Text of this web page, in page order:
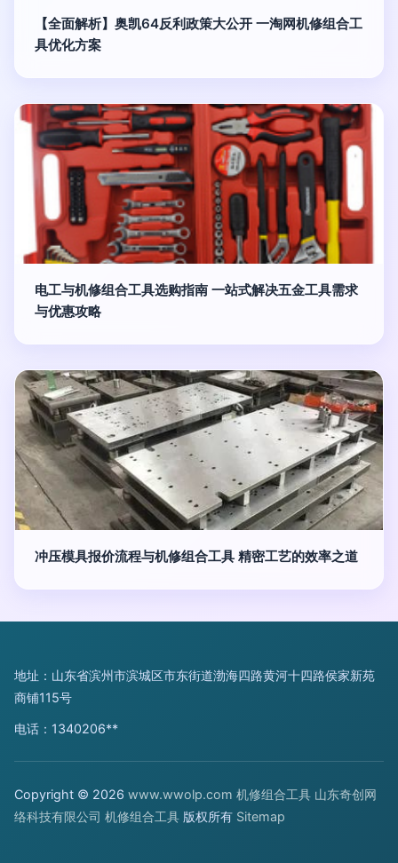
【全面解析】奥凯64反利政策大公开 一淘网机修组合工
具优化方案
电工与机修组合工具选购指南 一站式解决五金工具需求
与优惠攻略
冲压模具报价流程与机修组合工具 精密工艺的效率之道
地址：山东省滨州市滨城区市东街道渤海四路黄河十四路侯家新苑
商铺115号
电话：1340206**
Copyright © 2026 www.wwolp.com 机修组合工具 山东奇创网
络科技有限公司 机修组合工具 版权所有 Sitemap